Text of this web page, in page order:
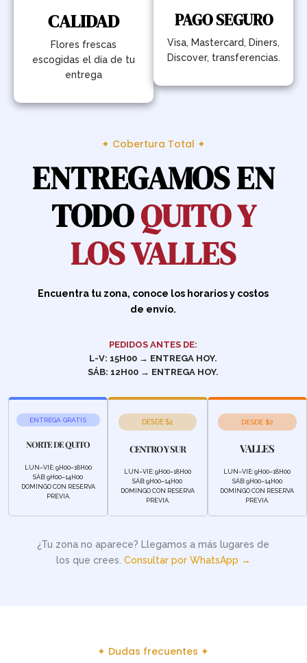
CALIDAD
Flores frescas
escogidas el día de tu
entrega
PAGO SEGURO
Visa, Mastercard, Diners,
Discover, transferencias.
✦ Cobertura Total ✦
ENTREGAMOS EN
TODOQUITO Y
LOS VALLES
Encuentra tu zona, conoce los horarios y costos
de envío.
PEDIDOS ANTES DE:
L-V: 15H00 → ENTREGA HOY.
SÁB: 12H00 → ENTREGA HOY.
ENTREGA GRATIS
NORTE DE QUITO
LUN–VIE: 9H00–18H00
SÁB: 9H00–14H00
DOMINGO CON RESERVA
PREVIA.
DESDE $2
CENTRO Y SUR
LUN–VIE: 9H00–18H00
SÁB: 9H00–14H00
DOMINGO CON RESERVA
PREVIA.
DESDE $2
VALLES
LUN–VIE: 9H00–18H00
SÁB: 9H00–14H00
DOMINGO CON RESERVA
PREVIA.
¿Tu zona no aparece? Llegamos a más lugares de
los que crees. Consultar por WhatsApp →
✦ Dudas frecuentes ✦